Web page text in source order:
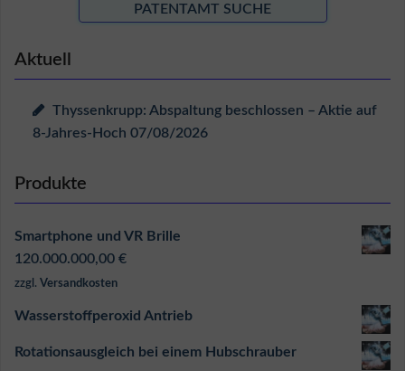
PATENTAMT SUCHE
Aktuell
Thyssenkrupp: Abspaltung beschlossen – Aktie auf
8-Jahres-Hoch 07/08/2026
Produkte
Smartphone und VR Brille
120.000.000,00 €
zzgl. Versandkosten
Wasserstoffperoxid Antrieb
Rotationsausgleich bei einem Hubschrauber